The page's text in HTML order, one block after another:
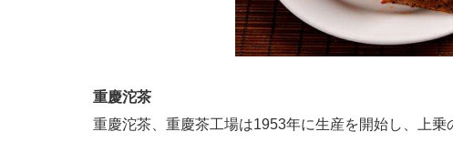
重慶沱茶
重慶沱茶、重慶茶工場は1953年に生産を開始し、上乗